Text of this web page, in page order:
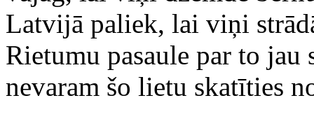
Latvijā paliek, lai viņi
Rietumu pasaule par to jau
nevaram šo lietu skatīties